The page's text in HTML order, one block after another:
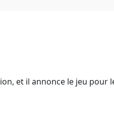
et il annonce le jeu pour